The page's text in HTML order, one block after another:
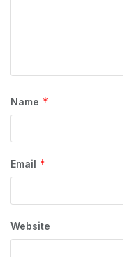
Name *
Email *
Website